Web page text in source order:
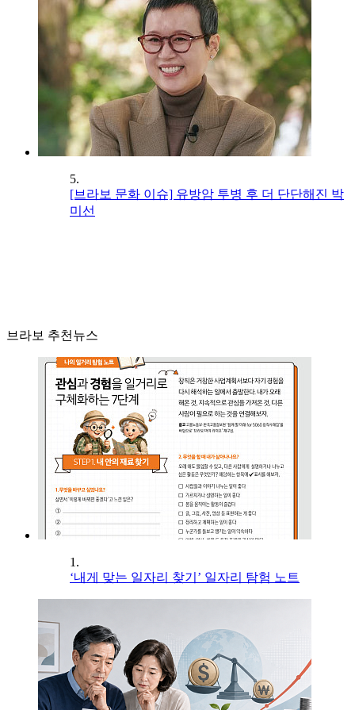
5.
[브라보 문화 이슈] 유방암 투병 후 더 단단해진 박
미선
브라보 추천뉴스
1.
‘내게 맞는 일자리 찾기’ 일자리 탐험 노트